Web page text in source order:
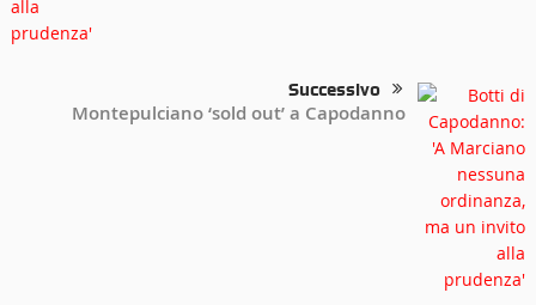
Successivo
Montepulciano ‘sold out’ a Capodanno